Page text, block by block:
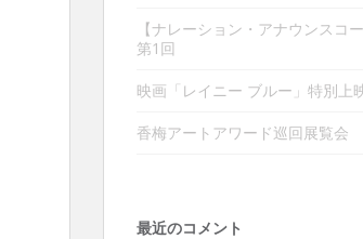
【ナレーション・アナウンスコ
第1回
映画「レイニー ブルー」特別上
香梅アートアワード巡回展覧会
最近のコメント